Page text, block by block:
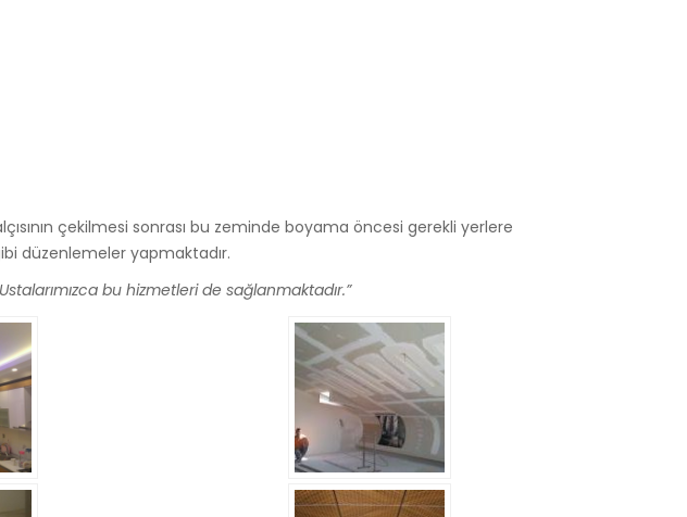
çekilmesi sonrası bu zeminde boyama öncesi gerekli yerlere
düzenlemeler yapmaktadır.
bu hizmetleri de sağlanmaktadır.”